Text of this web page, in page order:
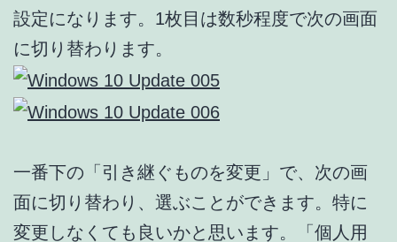
設定になります。1枚目は数秒程度で次の画面
に切り替わります。
一番下の「引き継ぐものを変更」で、次の画
面に切り替わり、選ぶことができます。特に
変更しなくても良いかと思います。「個人用